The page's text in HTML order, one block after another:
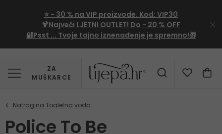
⭐ - 30 % na VIP proizvode. Kod: VIP30
🍹Najveći LJETNI OUTLET! Do - 20 % OFF
🔐Psst ... Tvoje tajno iznenađenje je spremno!🎁
ZA
MUŠKARCE
Police To Be